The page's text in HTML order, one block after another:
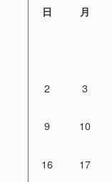
日 月
2 3
9 10
16 17